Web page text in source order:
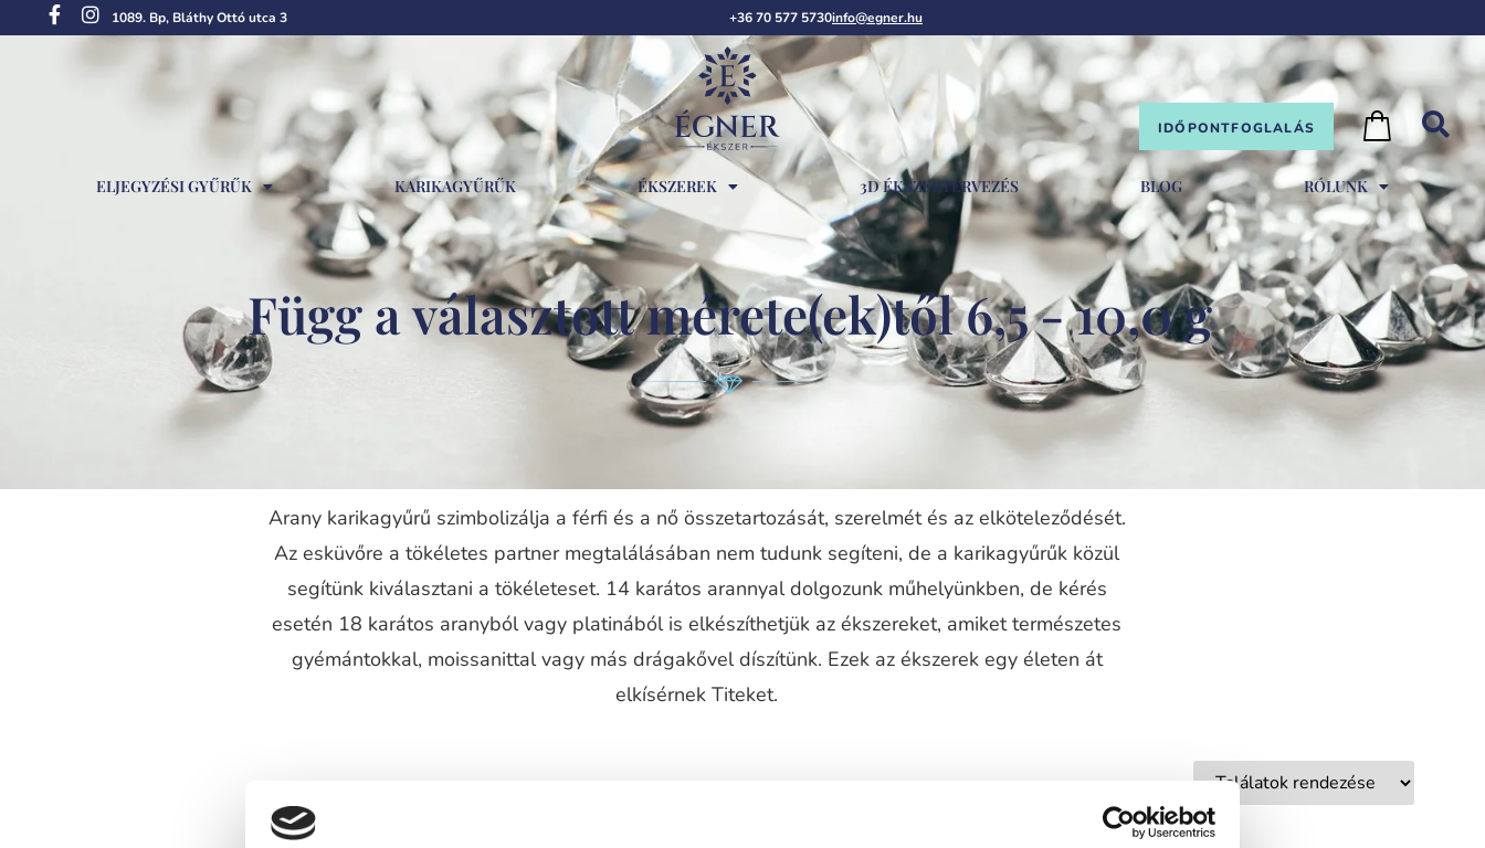
1089. Bp, Bláthy Ottó utca 3 +36 70 577 5730info@egner.hu
IDŐPONTFOGLALÁS
ELJEGYZÉSI GYŰRŰK KARIKAGYŰRŰK ÉKSZEREK 3D ÉKSZERTERVEZÉS BLOG RÓLUNK
Függ a választott mérete(ek)től 6,5 - 10,0 g
Arany karikagyűrű szimbolizálja a férfi és a nő összetartozását, szerelmét és az elköteleződését.
Az esküvőre a tökéletes partner megtalálásában nem tudunk segíteni, de a karikagyűrűk közül
segítünk kiválasztani a tökéleteset. 14 karátos arannyal dolgozunk műhelyünkben, de kérés
esetén 18 karátos aranyból vagy platinából is elkészíthetjük az ékszereket, amiket természetes
gyémántokkal, moissanittal vagy más drágakővel díszítünk. Ezek az ékszerek egy életen át
elkísérnek Titeket.